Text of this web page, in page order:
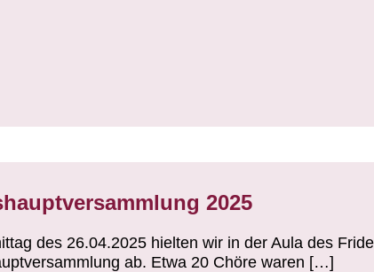
2025
des 26.04.2025 hielten wir in der Aula des
ab. Etwa 20 Chöre waren […]